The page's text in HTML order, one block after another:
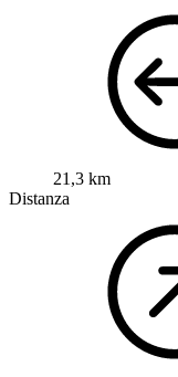
21,3 km
Distanza